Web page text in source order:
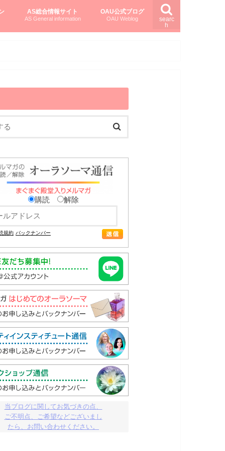
searc
h
AS総合情報サイト
AS General information
OAU公式ブログ
OAU Weblog
購読 解除
規約 バックナンバー
当ブログに関してお気づきの点、
ご不明点、ご希望などございまし
たら、お問い合わせください。